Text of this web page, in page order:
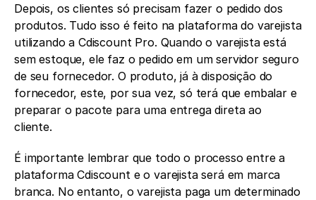
Depois, os clientes só precisam fazer o pedido dos
produtos. Tudo isso é feito na plataforma do varejista
utilizando a Cdiscount Pro. Quando o varejista está
sem estoque, ele faz o pedido em um servidor seguro
de seu fornecedor. O produto, já à disposição do
fornecedor, este, por sua vez, só terá que embalar e
preparar o pacote para uma entrega direta ao
cliente.
É importante lembrar que todo o processo entre a
plataforma Cdiscount e o varejista será em marca
branca. No entanto, o varejista paga um determinado